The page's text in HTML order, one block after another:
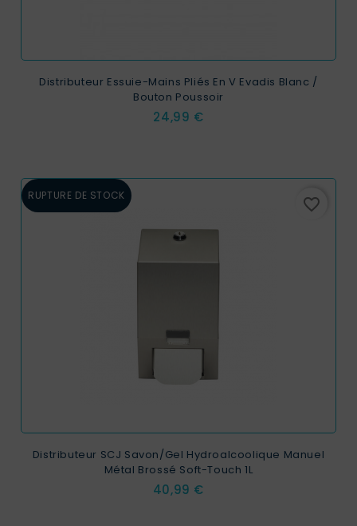
Distributeur Essuie-Mains Pliés En V Evadis Blanc /
Bouton Poussoir
Prix
24,99 €
RUPTURE DE STOCK favorite_border
Distributeur SCJ Savon/Gel Hydroalcoolique Manuel
Métal Brossé Soft-Touch 1L
Prix
40,99 €